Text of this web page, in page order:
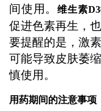
间使用。维生素
促进色素再生，
要提醒的是，激
可能导致皮肤萎
慎使用。
用药期间的注意事项